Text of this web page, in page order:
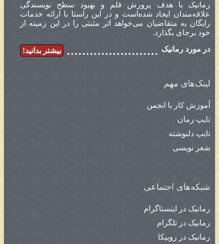
رمانیک با هدف پرورش قلم و بهبود سطح نویسندگی
علاقه‌مندان ایجاد شده‌است و در این راستا با ارائه خدمات
رایگان به متقاضیان می‌خواهد اثر مثبتی را در این زمینه از
خود برجای بگذارد.
در مورد رمانیک
بیشتر بدانید!
لینک‌های مهم
آموزش کار با انجمن
تایپ رمان
تایپ دلنوشته
شعر نویسی
شبکه‌های اجتماعی
رمانیک در اینستاگرام
رمانیک در تلگرام
رمانیک در روبیکا